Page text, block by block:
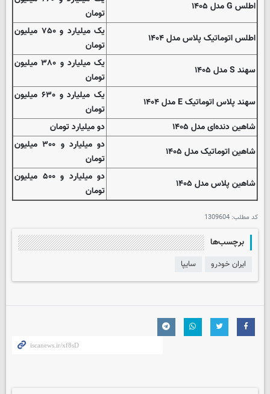
اطلس G مدل ۱۴۰۵
تومان
اطلس اتوماتیک پلاس مدل ۱۴۰۴
یک میلیارد و ۷۵۰ میلیون
تومان
سهند S مدل ۱۴۰۵
یک میلیارد و ۳۸۰ میلیون
تومان
سهند پلاس اتوماتیک E مدل ۱۴۰۴
یک میلیارد و ۶۳۰ میلیون
تومان
شاهین دنده‌ای مدل ۱۴۰۵
دو میلیارد تومان
شاهین اتوماتیک مدل ۱۴۰۵
دو میلیارد و ۳۰۰ میلیون
تومان
شاهین پلاس مدل ۱۴۰۵
دو میلیارد و ۵۰۰ میلیون
تومان
کد مطلب: 1309604
برچسب‌ها
ایران خودرو سايپا